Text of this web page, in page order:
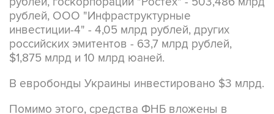
рублей, ООО "Инфраструктурные
инвестиции-4" - 4,05 млрд рублей, других
российских эмитентов - 63,7 млрд рублей,
$1,875 млрд и 10 млрд юаней.
В евробонды Украины инвестировано $3 млрд.
Помимо этого, средства ФНБ вложены в